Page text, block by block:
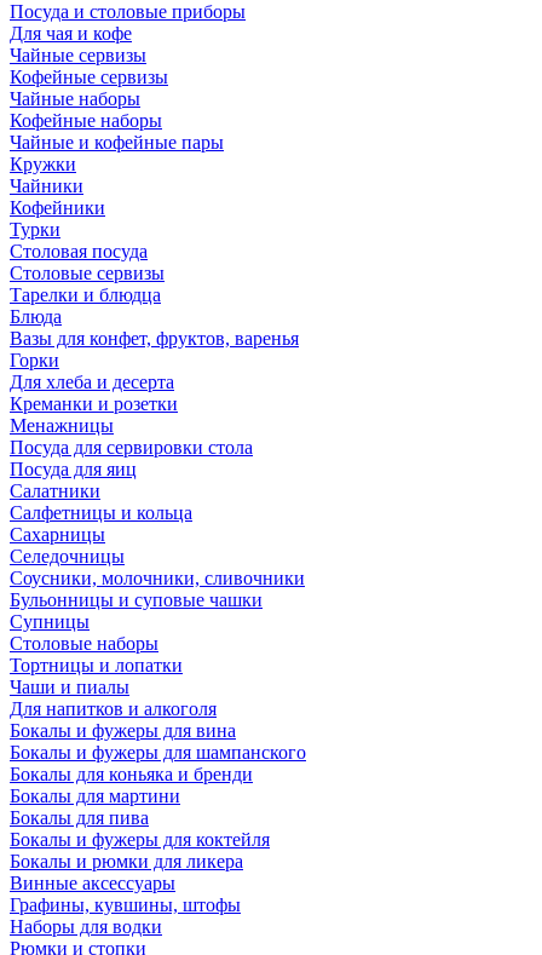
Посуда и столовые приборы
Для чая и кофе
Чайные сервизы
Кофейные сервизы
Чайные наборы
Кофейные наборы
Чайные и кофейные пары
Кружки
Чайники
Кофейники
Турки
Столовая посуда
Столовые сервизы
Тарелки и блюдца
Блюда
Вазы для конфет, фруктов, варенья
Горки
Для хлеба и десерта
Креманки и розетки
Менажницы
Посуда для сервировки стола
Посуда для яиц
Салатники
Салфетницы и кольца
Сахарницы
Селедочницы
Соусники, молочники, сливочники
Бульонницы и суповые чашки
Супницы
Столовые наборы
Тортницы и лопатки
Чаши и пиалы
Для напитков и алкоголя
Бокалы и фужеры для вина
Бокалы и фужеры для шампанского
Бокалы для коньяка и бренди
Бокалы для мартини
Бокалы для пива
Бокалы и фужеры для коктейля
Бокалы и рюмки для ликера
Винные аксессуары
Графины, кувшины, штофы
Наборы для водки
Рюмки и стопки